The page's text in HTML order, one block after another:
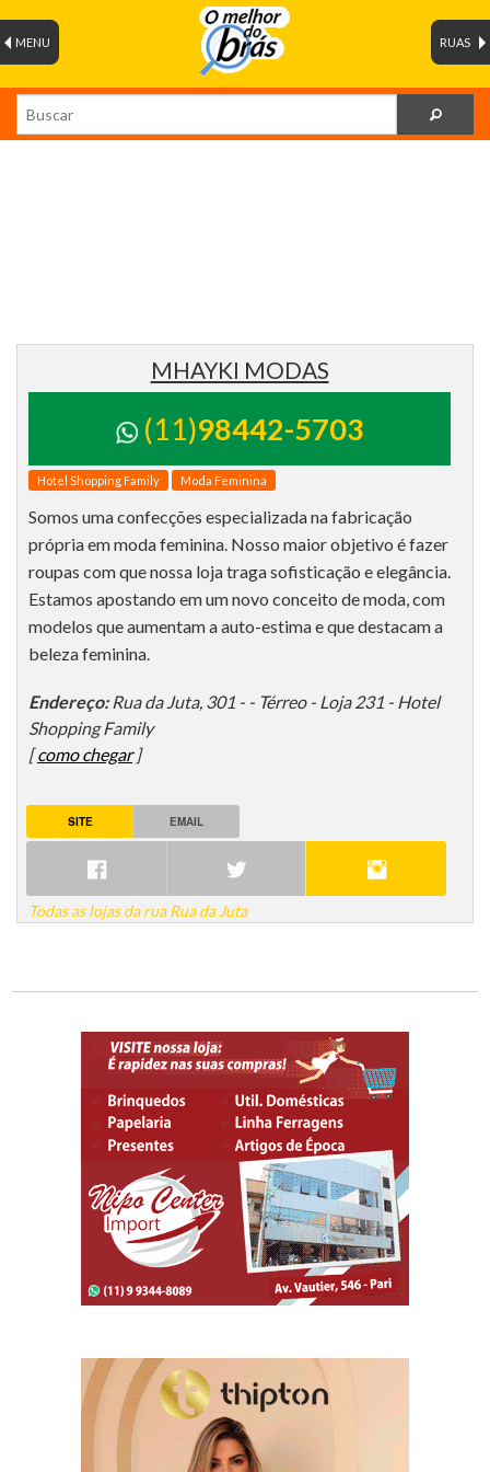
RUAS
MENU
MHAYKI MODAS
(11)98442-5703
Hotel Shopping Family Moda Feminina
Somos uma confecções especializada na fabricação
própria em moda feminina. Nosso maior objetivo é fazer
roupas com que nossa loja traga sofisticação e elegância.
Estamos apostando em um novo conceito de moda, com
modelos que aumentam a auto-estima e que destacam a
beleza feminina.
Endereço: Rua da Juta, 301 - - Térreo - Loja 231 - Hotel
Shopping Family
[como chegar]
SITE EMAIL
Todas as lojas da rua Rua da Juta